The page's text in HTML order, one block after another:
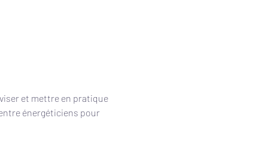
et mettre en pratique
énergéticiens pour